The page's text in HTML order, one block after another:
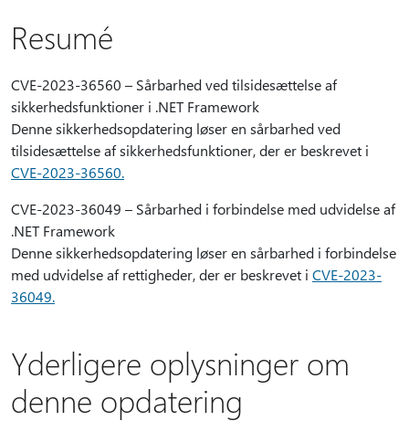
Resumé
CVE-2023-36560 – Sårbarhed ved tilsidesættelse af
sikkerhedsfunktioner i .NET Framework
Denne sikkerhedsopdatering løser en sårbarhed ved
tilsidesættelse af sikkerhedsfunktioner, der er beskrevet i
CVE-2023-36560.
CVE-2023-36049 – Sårbarhed i forbindelse med udvidelse af
.NET Framework
Denne sikkerhedsopdatering løser en sårbarhed i forbindelse
med udvidelse af rettigheder, der er beskrevet i CVE-2023-
36049.
Yderligere oplysninger om
denne opdatering